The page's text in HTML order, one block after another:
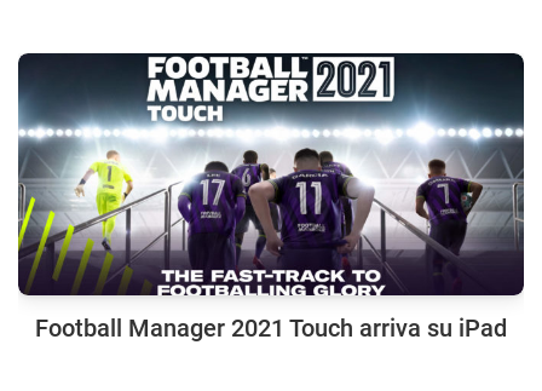
Football Manager 2021 Touch arriva su iPad